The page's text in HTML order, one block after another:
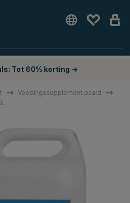
Tot 60% korting →
Voedingssupplement paard